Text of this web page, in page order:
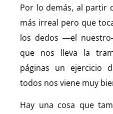
Por lo demás, al partir
más irreal pero que
los dedos ―el
que nos lleva la
páginas un ejercicio
todos nos viene muy
Hay una cosa que